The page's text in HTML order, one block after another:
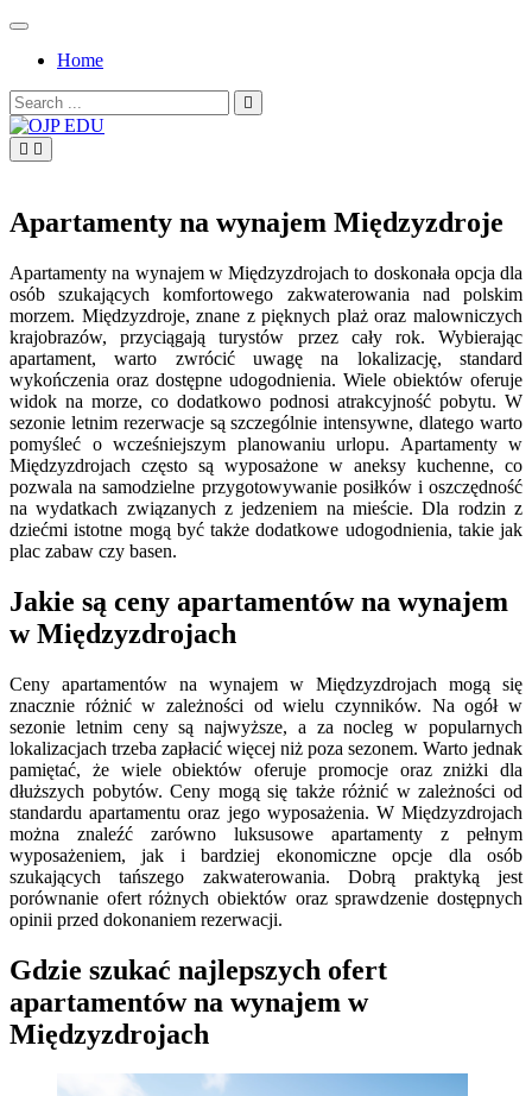
Skip
contentHome
Search
for:
Apartamenty na wynajem Międzyzdroje
Apartamenty na wynajem w Międzyzdrojach to doskonała opcja dla
osób szukających komfortowego zakwaterowania nad polskim
morzem. Międzyzdroje, znane z pięknych plaż oraz malowniczych
krajobrazów, przyciągają turystów przez cały rok. Wybierając
apartament, warto zwrócić uwagę na lokalizację, standard
wykończenia oraz dostępne udogodnienia. Wiele obiektów oferuje
widok na morze, co dodatkowo podnosi atrakcyjność pobytu. W
sezonie letnim rezerwacje są szczególnie intensywne, dlatego warto
pomyśleć o wcześniejszym planowaniu urlopu. Apartamenty w
Międzyzdrojach często są wyposażone w aneksy kuchenne, co
pozwala na samodzielne przygotowywanie posiłków i oszczędność
na wydatkach związanych z jedzeniem na mieście. Dla rodzin z
dziećmi istotne mogą być także dodatkowe udogodnienia, takie jak
plac zabaw czy basen.
Jakie są ceny apartamentów na wynajem
w Międzyzdrojach
Ceny apartamentów na wynajem w Międzyzdrojach mogą się
znacznie różnić w zależności od wielu czynników. Na ogół w
sezonie letnim ceny są najwyższe, a za nocleg w popularnych
lokalizacjach trzeba zapłacić więcej niż poza sezonem. Warto jednak
pamiętać, że wiele obiektów oferuje promocje oraz zniżki dla
dłuższych pobytów. Ceny mogą się także różnić w zależności od
standardu apartamentu oraz jego wyposażenia. W Międzyzdrojach
można znaleźć zarówno luksusowe apartamenty z pełnym
wyposażeniem, jak i bardziej ekonomiczne opcje dla osób
szukających tańszego zakwaterowania. Dobrą praktyką jest
porównanie ofert różnych obiektów oraz sprawdzenie dostępnych
opinii przed dokonaniem rezerwacji.
Gdzie szukać najlepszych ofert
apartamentów na wynajem w
Międzyzdrojach